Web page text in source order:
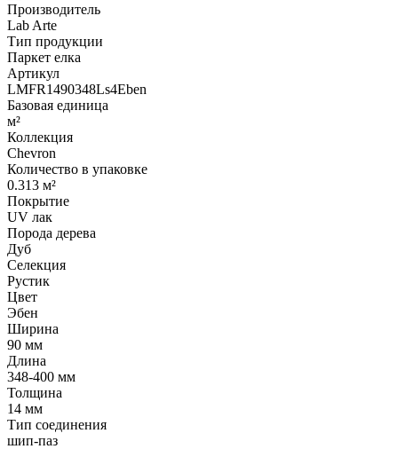
Производитель
Lab Arte
Тип продукции
Паркет елка
Артикул
LMFR1490348Ls4Eben
Базовая единица
м²
Коллекция
Chevron
Количество в упаковке
0.313 м²
Покрытие
UV лак
Порода дерева
Дуб
Селекция
Рустик
Цвет
Эбен
Ширина
90 мм
Длина
348-400 мм
Толщина
14 мм
Тип соединения
шип-паз